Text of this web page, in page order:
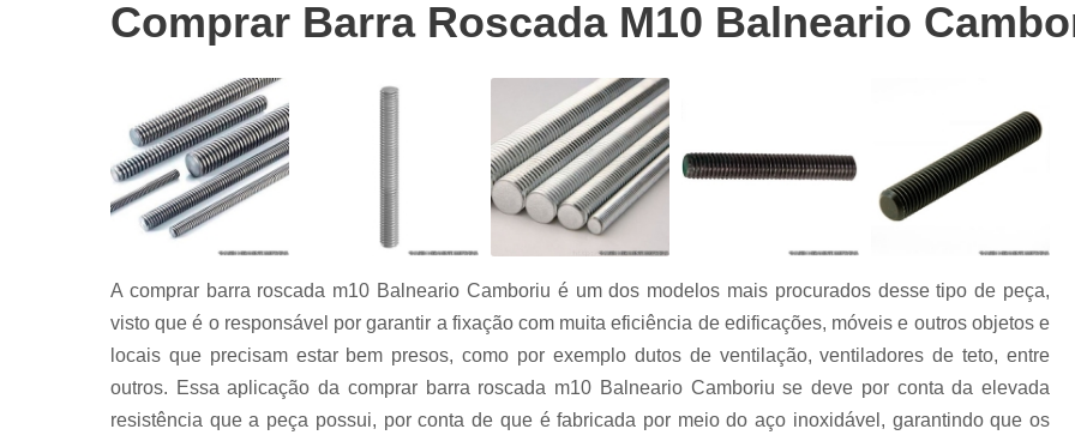
Abraçadeiras
tipo u
Abraçadeiras
união
Barras
roscadas
Grampos c
Grampos u
Mãos
francesas
Parafusos
sextavados
Abraçadeira Grampo C
Abraçadeira Tipo
Abraçadeira Omega 10 Mm
Abraçadeira Omega 2 1 2
Abraçadeira Omega
Abraçadeira Tipo
Abraçadeira para Reparo de
Abraçadeira para Tubo Copo
Comprar Barra Roscada M10 Balneario
A comprar barra roscada m10 Balneario Camboriu é um dos modelos mais procurados desse tipo de peça,
visto que é o responsável por garantir a fixação com muita eficiência de edificações, móveis e outros objetos e
locais que precisam estar bem presos, como por exemplo dutos de ventilação, ventiladores de teto, entre
outros. Essa aplicação da comprar barra roscada m10 Balneario Camboriu se deve por conta da elevada
resistência que a peça possui, por conta de que é fabricada por meio do aço inoxidável, garantindo que os